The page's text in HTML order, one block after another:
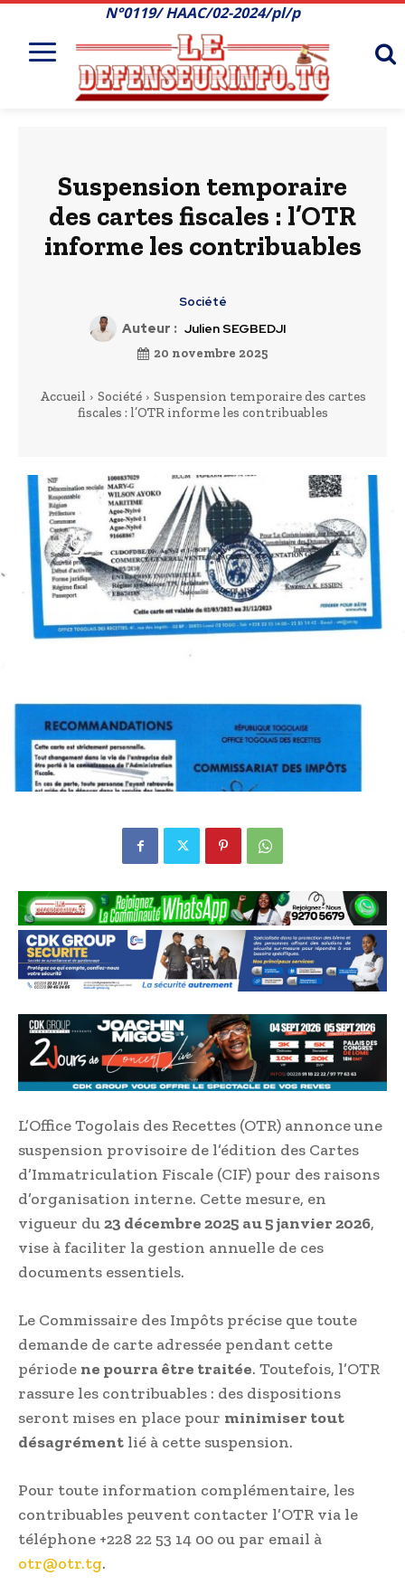
N°0119/ HAAC/02-2024/pl/p
Suspension temporaire
des cartes fiscales : l’OTR
informe les contribuables
Société
Auteur : Julien SEGBEDJI
20 novembre 2025
Accueil Société
Suspension temporaire des cartes
fiscales : l’OTR informe les contribuables
L’Office Togolais des Recettes (OTR) annonce une
suspension provisoire de l’édition des Cartes
d’Immatriculation Fiscale (CIF) pour des raisons
d’organisation interne. Cette mesure, en
vigueur du23 décembre 2025 au 5 janvier 2026,
vise à faciliter la gestion annuelle de ces
documents essentiels.
Le Commissaire des Impôts précise que toute
demande de carte adressée pendant cette
période ne pourra être traitée. Toutefois, l’OTR
rassure les contribuables : des dispositions
seront mises en place pour minimiser tout
désagrément lié à cette suspension.
Pour toute information complémentaire, les
contribuables peuvent contacter l’OTR via le
téléphone +228 22 53 14 00 ou par email à
gt.rto
@rto .